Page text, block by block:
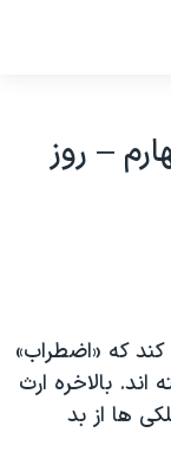
– روز
که «اضطراب»
بالاخره ارث
ها از بد